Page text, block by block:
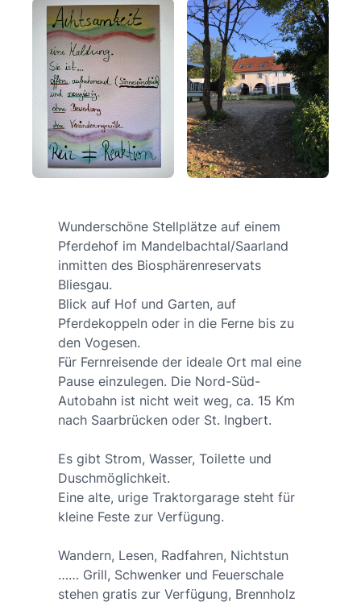
Wunderschöne Stellplätze auf einem
Pferdehof im Mandelbachtal/Saarland
inmitten des Biosphärenreservats
Bliesgau.
Blick auf Hof und Garten, auf
Pferdekoppeln oder in die Ferne bis zu
den Vogesen.
Für Fernreisende der ideale Ort mal eine
Pause einzulegen. Die Nord-Süd-
Autobahn ist nicht weit weg, ca. 15 Km
nach Saarbrücken oder St. Ingbert.
Es gibt Strom, Wasser, Toilette und
Duschmöglichkeit.
Eine alte, urige Traktorgarage steht für
kleine Feste zur Verfügung.
Wandern, Lesen, Radfahren, Nichtstun
…… Grill, Schwenker und Feuerschale
stehen gratis zur Verfügung, Brennholz